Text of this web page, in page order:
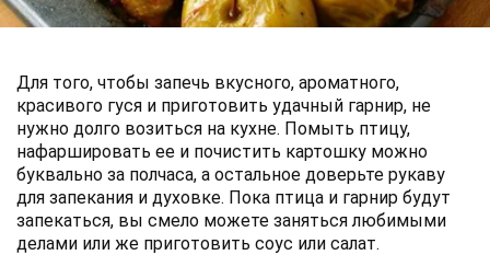
Для того, чтобы запечь вкусного, ароматного,
красивого гуся и приготовить удачный гарнир, не
нужно долго возиться на кухне. Помыть птицу,
нафаршировать ее и почистить картошку можно
буквально за полчаса, а остальное доверьте рукаву
для запекания и духовке. Пока птица и гарнир будут
запекаться, вы смело можете заняться любимыми
делами или же приготовить соус или салат.